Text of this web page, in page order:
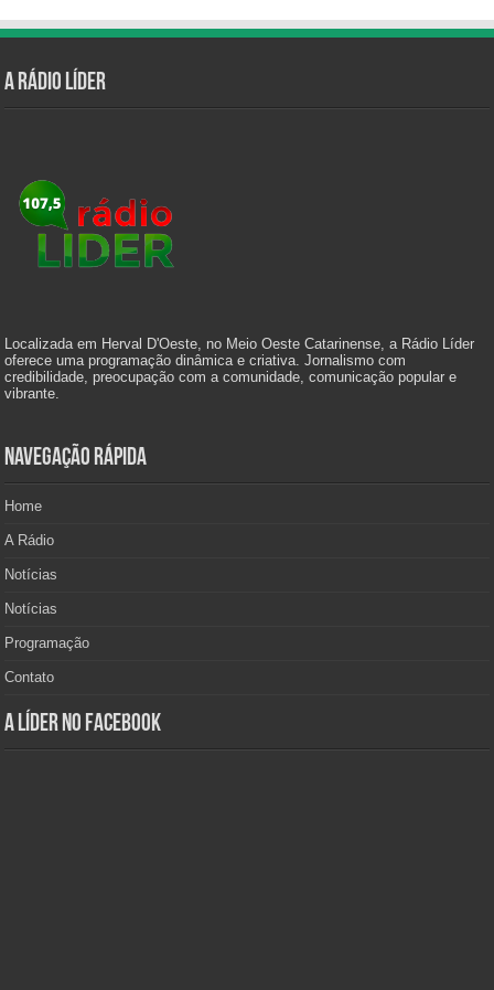
A Rádio Líder
Localizada em Herval D'Oeste, no Meio Oeste Catarinense, a Rádio Líder
oferece uma programação dinâmica e criativa. Jornalismo com
credibilidade, preocupação com a comunidade, comunicação popular e
vibrante.
Navegação Rápida
Home
A Rádio
Notícias
Notícias
Programação
Contato
A Líder no Facebook